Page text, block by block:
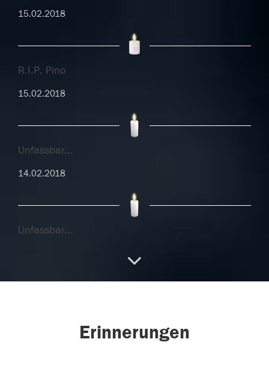
15.02.2018
R.I.P. Pino
15.02.2018
Unfassbar...
14.02.2018
Unfassbar...
Erinnerungen